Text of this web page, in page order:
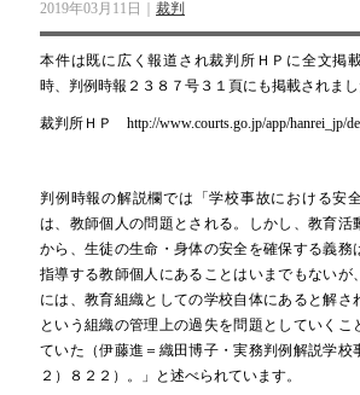
2019年03月11日｜ 裁判
本件は既に広く報道され裁判所ＨＰに全文掲
時、判例時報２３８７号３１頁にも掲載されまし
裁判所ＨＰ http://www.courts.go.jp/app/hanrei_jp/
判例時報の解説欄では「学校事故における安
は、教師個人の問題とされる。しかし、教育活
から、生徒の生命・身体の安全を確保する義務
指導する教師個人にあることはいまでもないが
には、教育組織としての学校自体にあると解さ
という組織の管理上の過失を問題としていくこ
ていた（伊藤進＝織田博子・実務判例解説学校
２）８２２）。」と述べられています。